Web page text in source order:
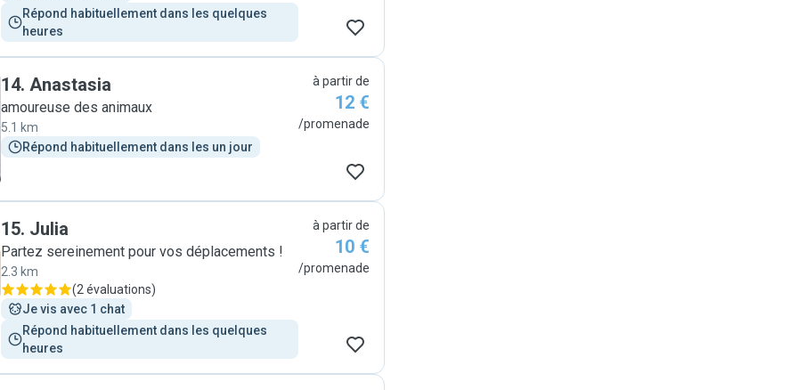
Répond habituellement dans les quelques
heures
14. Anastasia
amoureuse des animaux
5.1 km
Répond habituellement dans les un jour
à partir de
12 €
/promenade
15. Julia
Partez sereinement pour vos déplacements !
2.3 km
(2 évaluations)
Je vis avec 1 chat
Répond habituellement dans les quelques
heures
à partir de
10 €
/promenade